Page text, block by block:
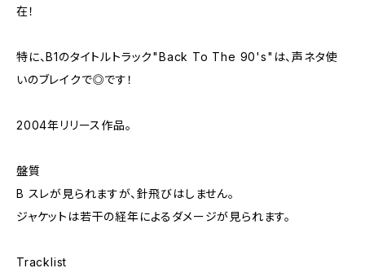
在！
特に、B1のタイトルトラック"Back To The 90's"は、声ネタ使
いのブレイクで◎です！
2004年リリース作品。
盤質
B スレが見られますが、針飛びはしません。
ジャケットは若干の経年によるダメージが見られます。
Tracklist